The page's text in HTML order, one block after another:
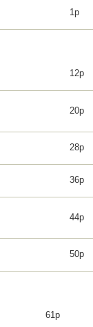
1p
12p
20p
28p
36p
44p
50p
61p